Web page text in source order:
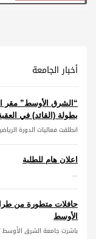
أخبار الجامعة
“الشرق الأوسط” مقر
بطولة (القائد) في
انطلقت فعاليات الدورة
اعلان هام للطلبة
...
حافلات متطورة من
الأوسط
باشرت جامعة الشرق